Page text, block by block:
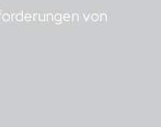
von